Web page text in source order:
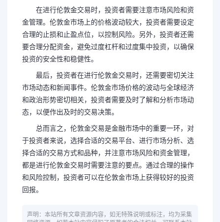
在进行伦敦金交易时，投资者需要注意市场风险和资
金管理。伦敦金市场上的价格波动较大，投资者需要设定
合理的止损和止盈点位，以控制风险。另外，投资者还需
要合理分配资金，避免过度杠杆和过度集中投资，以确保
投资的安全性和稳健性。
最后，投资者在进行伦敦金交易时，还需要密切关注
市场动态和新闻事件。伦敦金市场价格的波动与全球经济
和政治形势密切相关，投资者需要及时了解和分析市场动
态，以便作出及时的交易决策。
总而言之，伦敦金交易是金融市场中的重要一环，对
于投资者来说，选择合适的交易平台、进行市场分析、选
择合适的交易方式和品种，并注意市场风险和资金管理，
都是进行伦敦金交易时需要注意的要点。通过合理的操作
和风险控制，投资者可以在伦敦金市场上获得较好的投资
回报。
声明：本站所有文章资源内容，如无特殊说明或标注，均为采集